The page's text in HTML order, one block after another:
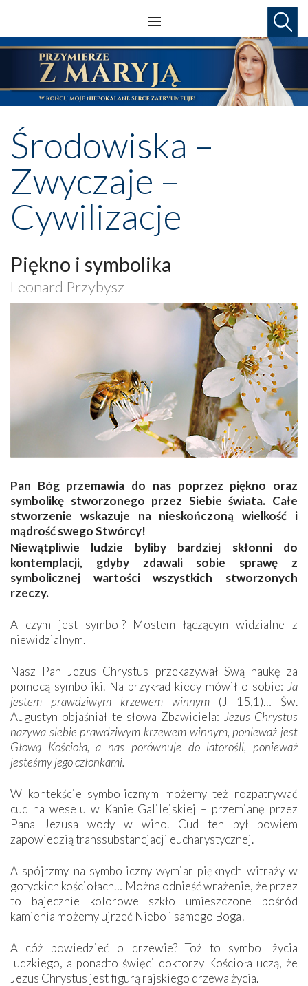
Środowiska –
Zwyczaje –
Cywilizacje
Piękno i symbolika
Leonard Przybysz
Pan Bóg przemawia do nas poprzez piękno oraz
symbolikę stworzonego przez Siebie świata. Całe
stworzenie wskazuje na nieskończoną wielkość i
mądrość swego Stwórcy!
Niewątpliwie ludzie byliby bardziej skłonni do
kontemplacji, gdyby zdawali sobie sprawę z
symbolicznej wartości wszystkich stworzonych
rzeczy.
A czym jest symbol? Mostem łączącym widzialne z
niewidzialnym.
Nasz Pan Jezus Chrystus przekazywał Swą naukę za
pomocą symboliki. Na przykład kiedy mówił o sobie: Ja
jestem prawdziwym krzewem winnym (J 15,1)… Św.
Augustyn objaśniał te słowa Zbawiciela: Jezus Chrystus
nazywa siebie prawdziwym krzewem winnym, ponieważ jest
Głową Kościoła, a nas porównuje do latorośli, ponieważ
jesteśmy jego członkami.
W kontekście symbolicznym możemy też rozpatrywać
cud na weselu w Kanie Galilejskiej – przemianę przez
Pana Jezusa wody w wino. Cud ten był bowiem
zapowiedzią transsubstancjacji eucharystycznej.
A spójrzmy na symboliczny wymiar pięknych witraży w
gotyckich kościołach… Można odnieść wrażenie, że przez
to bajecznie kolorowe szkło umieszczone pośród
kamienia możemy ujrzeć Niebo i samego Boga!
A cóż powiedzieć o drzewie? Toż to symbol życia
ludzkiego, a ponadto święci doktorzy Kościoła uczą, że
Jezus Chrystus jest figurą rajskiego drzewa życia.